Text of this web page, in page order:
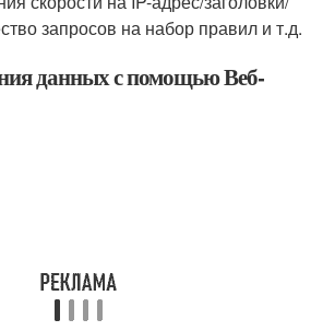
запросов на набор правил и т.д.
данных с помощью Веб-